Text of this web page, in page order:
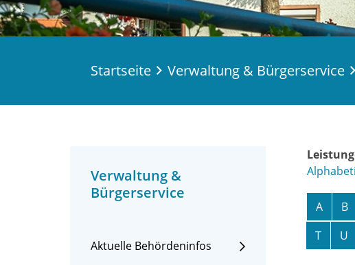
Startseite Verwaltung & Bürgerservice
Verwaltung &
Bürgerservice
Aktuelle Behördeninfos
A B
T
U